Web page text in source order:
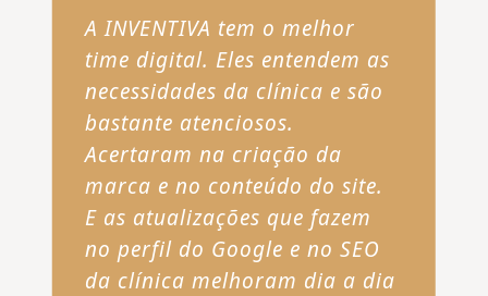
A INVENTIVA tem o melhor
time digital. Eles entendem as
necessidades da clínica e são
bastante atenciosos.
Acertaram na criação da
marca e no conteúdo do site.
E as atualizações que fazem
no perfil do Google e no SEO
da clínica melhoram dia a dia